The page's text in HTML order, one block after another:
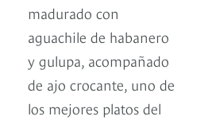
madurado con
aguachile de habanero
y gulupa, acompañado
de ajo crocante, uno de
los mejores platos del